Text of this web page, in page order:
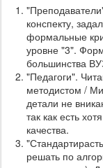
конспекту,
формальные
уровне "3".
большинства
"Педагоги".
методистом /
детали не
так как есть
качества.
решать по